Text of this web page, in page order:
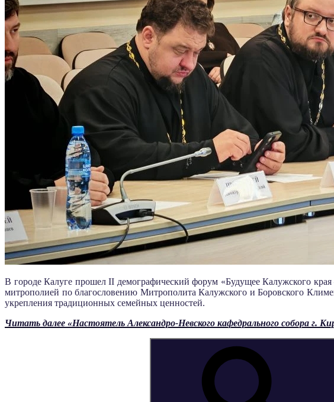
В городе Калуге прошел II демографический форум «Будущее Калужского
митрополией по благословению Митрополита Калужского и Боровского
укрепления традиционных семейных ценностей.
Читать далее «Настоятель Александро-Невского кафедрального собора г.